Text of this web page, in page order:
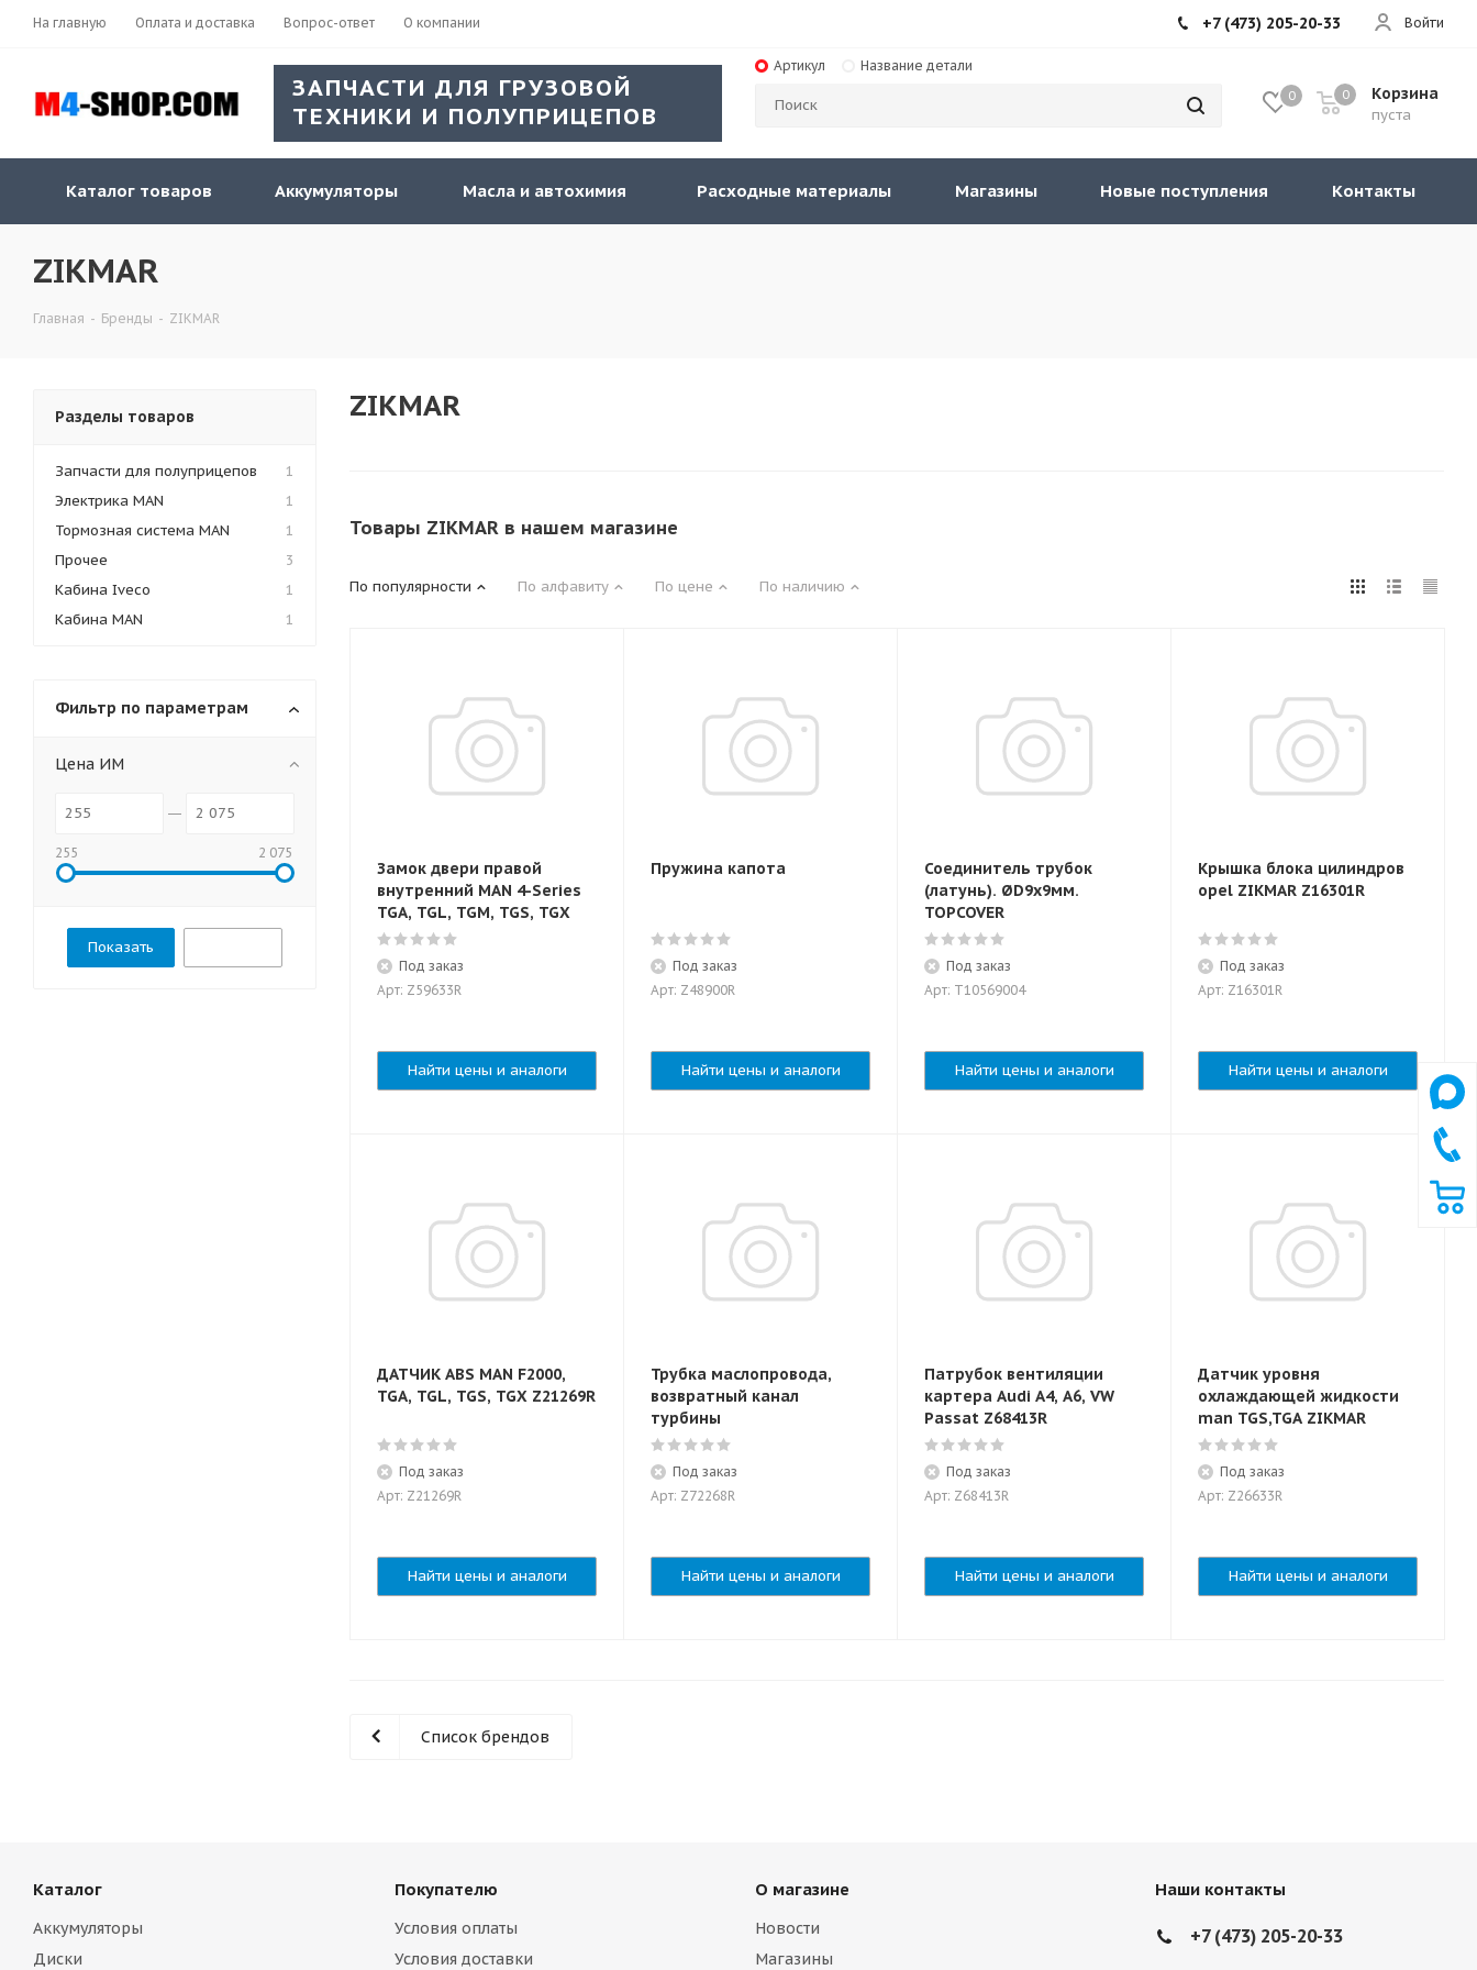
На главную Оплата и доставка Вопрос-ответ О компании Войти
+7 (473) 205-20-33
ЗАПЧАСТИ ДЛЯ ГРУЗОВОЙ
ТЕХНИКИ И ПОЛУПРИЦЕПОВ
Артикул Название детали
0 Корзина
пуста
0
Каталог товаров Аккумуляторы Масла и автохимия Расходные материалы Магазины Новые поступления Контакты
ZIKMAR
Главная - Бренды - ZIKMAR
ZIKMAR
Товары ZIKMAR в нашем магазине
По популярности По алфавиту По цене По наличию
Замок двери правой
внутренний MAN 4-Series
TGA, TGL, TGM, TGS, TGX
Под заказ
Арт: Z59633R
Найти цены и аналоги
Пружина капота
Под заказ
Арт: Z48900R
Найти цены и аналоги
Соединитель трубок
(латунь). ØD9x9мм.
TOPCOVER
Под заказ
Арт: T10569004
Найти цены и аналоги
Крышка блока цилиндров
opel ZIKMAR Z16301R
Под заказ
Арт: Z16301R
Найти цены и аналоги
ДАТЧИК ABS MAN F2000,
TGA, TGL, TGS, TGX Z21269R
Под заказ
Арт: Z21269R
Найти цены и аналоги
Трубка маслопровода,
возвратный канал
турбины
Под заказ
Арт: Z72268R
Найти цены и аналоги
Патрубок вентиляции
картера Audi A4, A6, VW
Passat Z68413R
Под заказ
Арт: Z68413R
Найти цены и аналоги
Датчик уровня
охлаждающей жидкости
man TGS,TGA ZIKMAR
Под заказ
Арт: Z26633R
Найти цены и аналоги
Список брендов
Разделы товаров
Запчасти для полуприцепов
1
Электрика MAN
1
Тормозная система MAN
1
Прочее
3
Кабина Iveco
1
Кабина MAN
1
Фильтр по параметрам
Цена ИМ
255 2 075
Каталог
Аккумуляторы
Диски
Покупателю
Условия оплаты
Условия доставки
О магазине
Новости
Магазины
Наши контакты
+7 (473) 205-20-33